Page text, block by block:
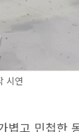
시연
볍고 민첩한